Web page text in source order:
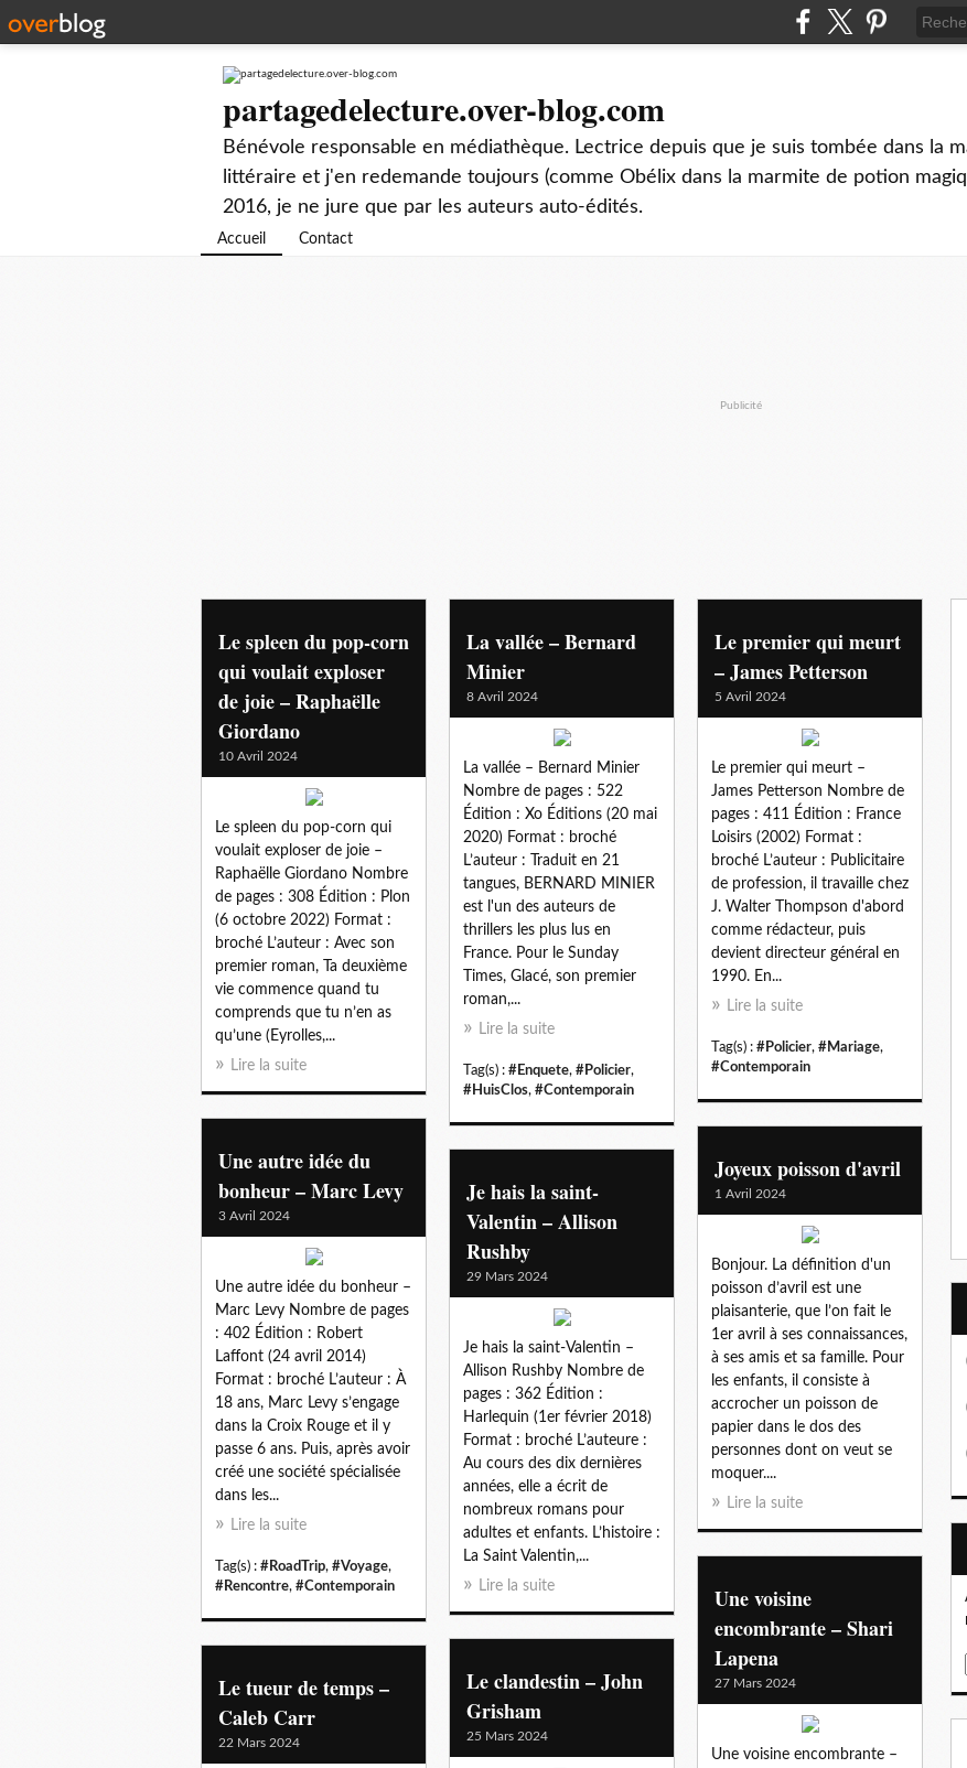
partagedelecture.over-blog.com
Bénévole responsable en médiathèque. Lectrice depuis que je suis tombée dans la
littéraire et j'en redemande toujours (comme Obélix dans la marmite de potion
2016, je ne jure que par les auteurs auto-édités.
Accueil Contact
Publicité
Le spleen du pop-corn
qui voulait exploser
de joie – Raphaëlle
Giordano
10 Avril 2024
Le spleen du pop-corn qui
voulait exploser de joie –
Raphaëlle Giordano Nombre
de pages : 308 Édition : Plon
(6 octobre 2022) Format :
broché L’auteur : Avec son
premier roman, Ta deuxième
vie commence quand tu
comprends que tu n’en as
qu’une (Eyrolles,...
Lire la suite
La vallée – Bernard
Minier
8 Avril 2024
La vallée – Bernard Minier
Nombre de pages : 522
Édition : Xo Éditions (20 mai
2020) Format : broché
L’auteur : Traduit en 21
tangues, BERNARD MINIER
est l'un des auteurs de
thrillers les plus lus en
France. Pour le Sunday
Times, Glacé, son premier
roman,...
Lire la suite
Tag(s) : #Enquete, #Policier,
#HuisClos, #Contemporain
Le premier qui meurt
– James Petterson
5 Avril 2024
Le premier qui meurt –
James Petterson Nombre de
pages : 411 Édition : France
Loisirs (2002) Format :
broché L’auteur : Publicitaire
de profession, il travaille chez
J. Walter Thompson d'abord
comme rédacteur, puis
devient directeur général en
1990. En...
Lire la suite
Tag(s) : #Policier, #Mariage,
#Contemporain
Une autre idée du
bonheur – Marc Levy
3 Avril 2024
Une autre idée du bonheur –
Marc Levy Nombre de pages
: 402 Édition : Robert
Laffont (24 avril 2014)
Format : broché L’auteur : À
18 ans, Marc Levy s’engage
dans la Croix Rouge et il y
passe 6 ans. Puis, après avoir
créé une société spécialisée
dans les...
Lire la suite
Tag(s) : #RoadTrip, #Voyage,
#Rencontre, #Contemporain
Joyeux poisson d'avril
1 Avril 2024
Bonjour. La définition d'un
poisson d’avril est une
plaisanterie, que l’on fait le
1er avril à ses connaissances,
à ses amis et sa famille. Pour
les enfants, il consiste à
accrocher un poisson de
papier dans le dos des
personnes dont on veut se
moquer....
Lire la suite
Je hais la saint-
Valentin – Allison
Rushby
29 Mars 2024
Je hais la saint-Valentin –
Allison Rushby Nombre de
pages : 362 Édition :
Harlequin (1er février 2018)
Format : broché L’auteure :
Au cours des dix dernières
années, elle a écrit de
nombreux romans pour
adultes et enfants. L’histoire :
La Saint Valentin,...
Lire la suite
Une voisine
encombrante – Shari
Lapena
27 Mars 2024
Une voisine encombrante –
Le clandestin – John
Grisham
25 Mars 2024
Le tueur de temps –
Caleb Carr
22 Mars 2024